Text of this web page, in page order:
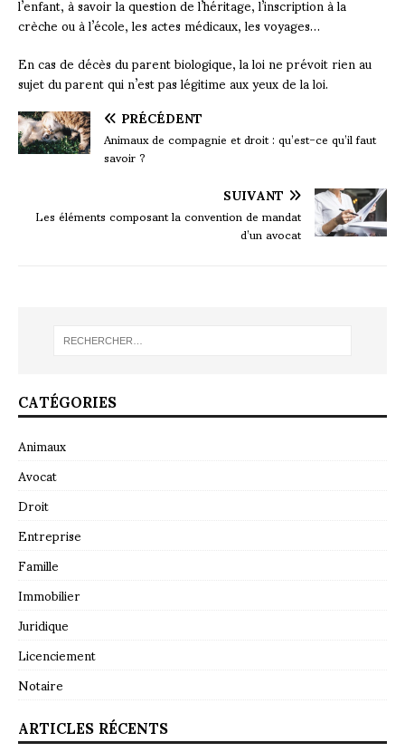
crèche ou à l’école, les actes médicaux, les voyages…
En cas de décès du parent biologique, la loi ne prévoit rien au
sujet du parent qui n’est pas légitime aux yeux de la loi.
PRÉCÉDENT
Animaux de compagnie et droit : qu’est-ce qu’il faut
savoir ?
SUIVANT
Les éléments composant la convention de mandat
d’un avocat
CATÉGORIES
Animaux
Avocat
Droit
Entreprise
Famille
Immobilier
Juridique
Licenciement
Notaire
ARTICLES RÉCENTS